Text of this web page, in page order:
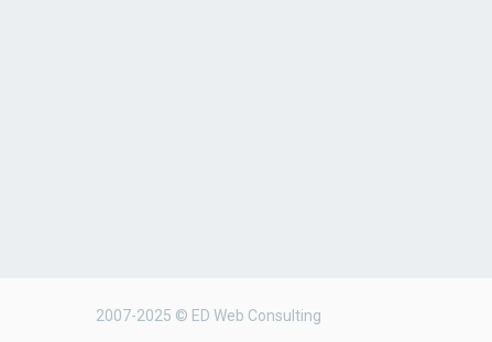
2007-2025 © ED Web Consulting